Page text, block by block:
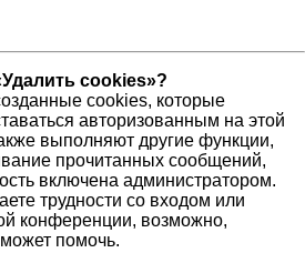
cookies»?
cookies, которые
авторизованным на этой
выполняют другие функции,
прочитанных сообщений,
включена администратором.
трудности со входом или
конференции, возможно,
помочь.